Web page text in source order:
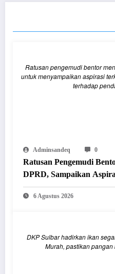
Ratusan pengemudi bentor
untuk menyampaikan aspirasi
terhadap
Adminsandeq 0
Ratusan Pengemudi
DPRD, Sampaikan
Kehadiran Ojol
6 Agustus 2026
DKP Sulbar hadirkan ikan
Murah, pastikan